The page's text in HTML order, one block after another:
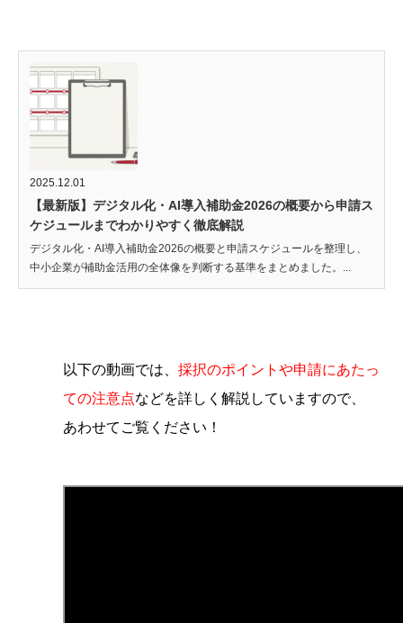
2025.12.01
【最新版】デジタル化・AI導入補助金2026の概要から申請ス
ケジュールまでわかりやすく徹底解説
デジタル化・AI導入補助金2026の概要と申請スケジュールを整理し、
中小企業が補助金活用の全体像を判断する基準をまとめました。...
以下の動画では、 採択のポイントや申請にあたっ
ての注意点などを詳しく解説していますので、
あわせてご覧ください！